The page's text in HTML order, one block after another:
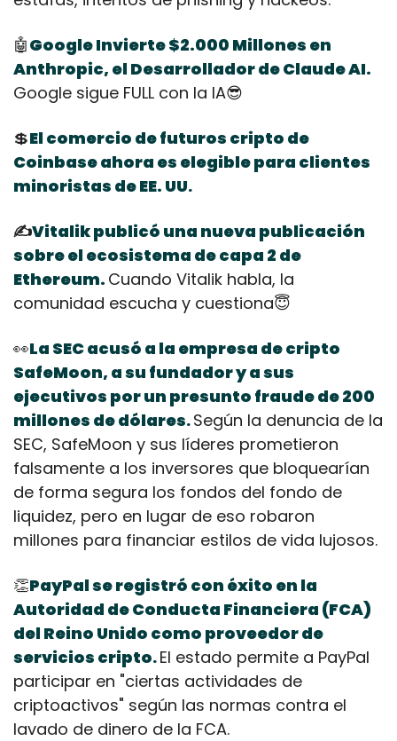
🤖Google Invierte $2.000 Millones en
Google sigue FULL con la IA😎
💲El comercio de futuros cripto de
Coinbase ahora es elegible para clientes
minoristas de EE. UU.
✍️Vitalik publicó una nueva publicación
sobre el ecosistema de capa 2 de
Ethereum. Cuando Vitalik habla, la
comunidad escucha y cuestiona😇
👀La SEC acusó a la empresa de cripto
SafeMoon, a su fundador y a sus
ejecutivos por un presunto fraude de 200
millones de dólares.Según la denuncia de la
SEC, SafeMoon y sus líderes prometieron
falsamente a los inversores que bloquearían
de forma segura los fondos del fondo de
liquidez, pero en lugar de eso robaron
millones para financiar estilos de vida lujosos.
👏PayPal se registró con éxito en la
Autoridad de Conducta Financiera (FCA)
del Reino Unido como proveedor de
servicios cripto.El estado permite a PayPal
participar en "ciertas actividades de
criptoactivos" según las normas contra el
lavado de dinero de la FCA.